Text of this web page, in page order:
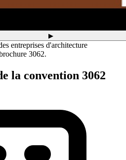
▶
entreprises d'architecture
3062.
la convention 3062